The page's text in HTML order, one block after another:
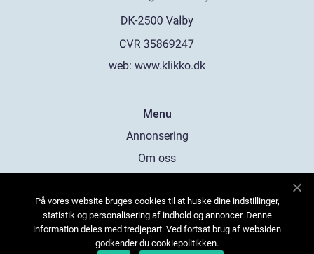
web: www.klikko.dk
Menu
Annonsering
Om oss
Kontakta oss
Sitemap
På vores website bruges cookies til at huske dine indstillinger,
statistik og personalisering af indhold og annoncer. Denne
information deles med tredjepart. Ved fortsat brug af websiden
godkender du cookiepolitikken.